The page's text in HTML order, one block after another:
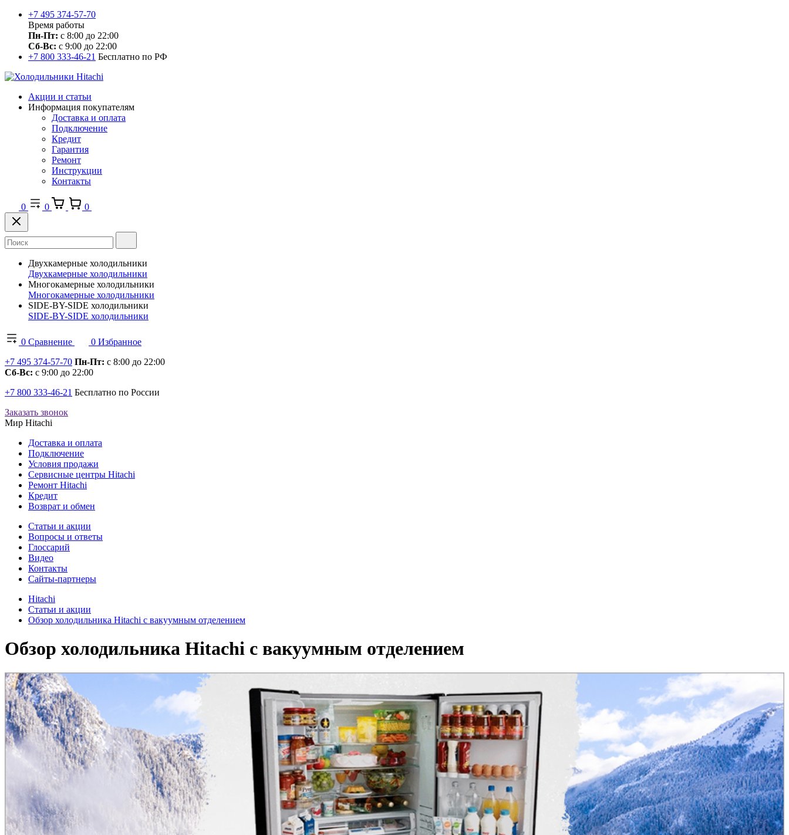
+7 495 374-57-70
Время работы
Пн-Пт: с 8:00 до 22:00
Сб-Вс: с 9:00 до 22:00
+7 800 333-46-21 Бесплатно по РФ
Акции и статьи
Информация покупателям
Доставка и оплата
Подключение
Кредит
Гарантия
Ремонт
Инструкции
Контакты
0 0 0
Двухкамерные холодильники
Двухкамерные холодильники
Многокамерные холодильники
Многокамерные холодильники
SIDE-BY-SIDE холодильники
SIDE-BY-SIDE холодильники
0 Сравнение 0 Избранное
+7 495 374-57-70 Пн-Пт: с 8:00 до 22:00
Сб-Вс: с 9:00 до 22:00
+7 800 333-46-21 Бесплатно по России
Заказать звонок
Мир Hitachi
Доставка и оплата
Подключение
Условия продажи
Сервисные центры Hitachi
Ремонт Hitachi
Кредит
Возврат и обмен
Cтатьи и акции
Вопросы и ответы
Глоссарий
Видео
Контакты
Сайты-партнеры
Hitachi
Cтатьи и акции
Обзор холодильника Hitachi с вакуумным отделением
Обзор холодильника Hitachi с вакуумным отделением